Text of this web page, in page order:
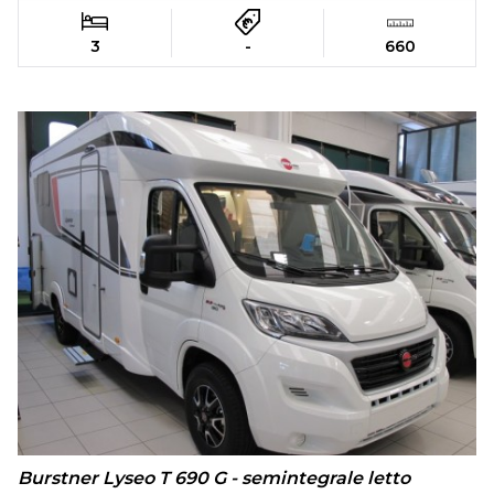
3 - 660
Burstner Lyseo T 690 G - semintegrale letto